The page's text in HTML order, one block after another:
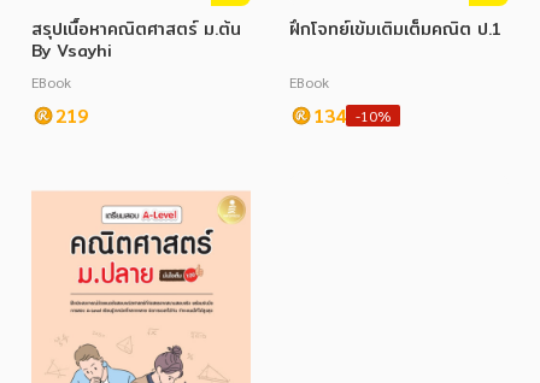
สรุปเนื้อหาคณิตศาสตร์ ม.ต้น
By Vsayhi
EBook
219
ฝึกโจทย์เข้มเติมเต็มคณิต ป.1
EBook
134 -10%